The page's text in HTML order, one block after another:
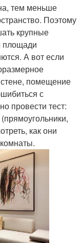
тем меньше
Поэтому
крупные
площади
А вот если
стене, помещение
с
провести тест:
как они